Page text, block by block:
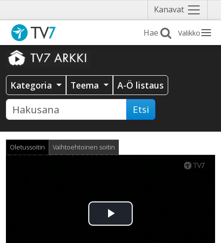
Kanavat Näytä
valikko
Valikko
Kategoria Teema A-Ö listaus
Etsi
Oletussoitin Vaihtoehtoinen soitin
Toista